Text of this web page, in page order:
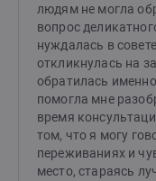
людям не могла
вопрос
нуждалась в
откликнулась на
обратилась
помогла мне
время
том, что я могу
переживаниях и
место, стараясь